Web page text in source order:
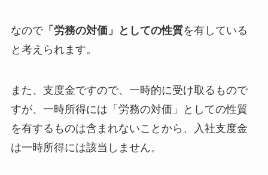
なので「労務の対価」としての性質を有している
と考えられます。
また、支度金ですので、一時的に受け取るもので
すが、一時所得には「労務の対価」としての性質
を有するものは含まれないことから、入社支度金
は一時所得には該当しません。